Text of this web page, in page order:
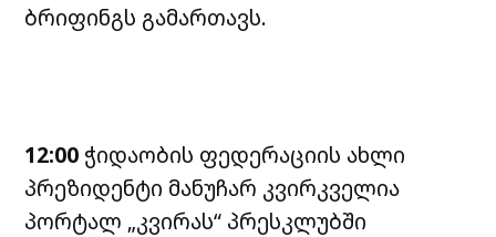
ბრიფინგს გამართავს.
12:00 ჭიდაობის ფედერაციის ახლი
პრეზიდენტი მანუჩარ კვირკველია
პორტალ „კვირას“ პრესკლუბში